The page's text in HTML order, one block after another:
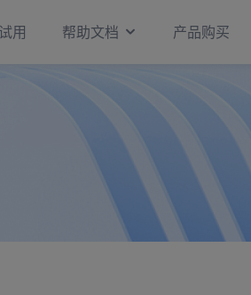
用 帮助文档 产品购买